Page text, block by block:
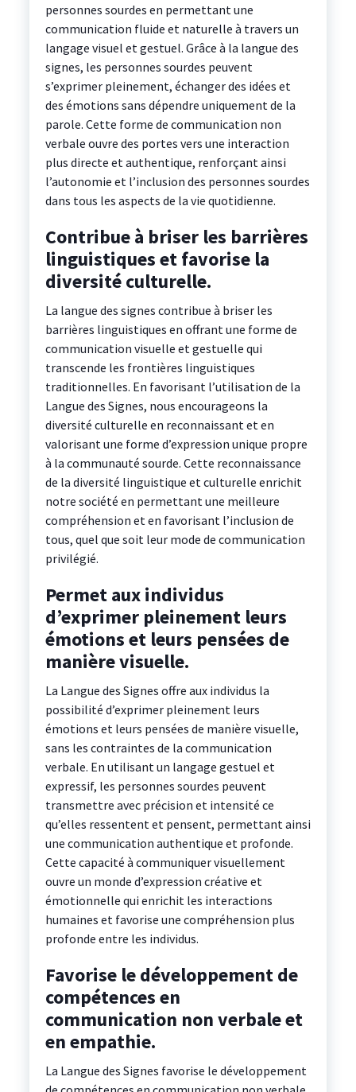
personnes sourdes en permettant une
communication fluide et naturelle à travers un
langage visuel et gestuel. Grâce à la langue des
signes, les personnes sourdes peuvent
s’exprimer pleinement, échanger des idées et
des émotions sans dépendre uniquement de la
parole. Cette forme de communication non
verbale ouvre des portes vers une interaction
plus directe et authentique, renforçant ainsi
l’autonomie et l’inclusion des personnes sourdes
dans tous les aspects de la vie quotidienne.
Contribue à briser les barrières
linguistiques et favorise la
diversité culturelle.
La langue des signes contribue à briser les
barrières linguistiques en offrant une forme de
communication visuelle et gestuelle qui
transcende les frontières linguistiques
traditionnelles. En favorisant l’utilisation de la
Langue des Signes, nous encourageons la
diversité culturelle en reconnaissant et en
valorisant une forme d’expression unique propre
à la communauté sourde. Cette reconnaissance
de la diversité linguistique et culturelle enrichit
notre société en permettant une meilleure
compréhension et en favorisant l’inclusion de
tous, quel que soit leur mode de communication
privilégié.
Permet aux individus
d’exprimer pleinement leurs
émotions et leurs pensées de
manière visuelle.
La Langue des Signes offre aux individus la
possibilité d’exprimer pleinement leurs
émotions et leurs pensées de manière visuelle,
sans les contraintes de la communication
verbale. En utilisant un langage gestuel et
expressif, les personnes sourdes peuvent
transmettre avec précision et intensité ce
qu’elles ressentent et pensent, permettant ainsi
une communication authentique et profonde.
Cette capacité à communiquer visuellement
ouvre un monde d’expression créative et
émotionnelle qui enrichit les interactions
humaines et favorise une compréhension plus
profonde entre les individus.
Favorise le développement de
compétences en
communication non verbale et
en empathie.
La Langue des Signes favorise le développement